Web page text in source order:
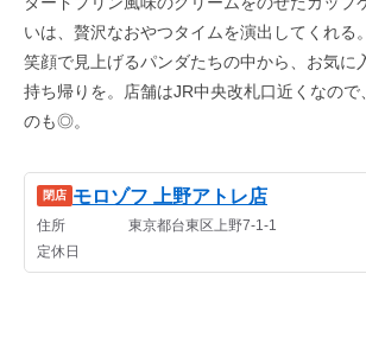
いは、贅沢なおやつタイムを演出してくれる
笑顔で見上げるパンダたちの中から、お気に
持ち帰りを。店舗はJR中央改札口近くなの
のも◎。